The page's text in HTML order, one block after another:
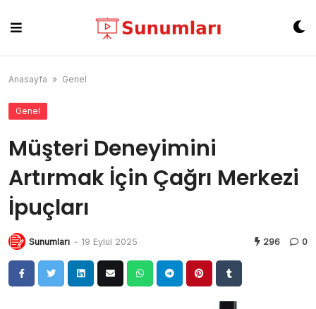
content
Anasayfa » Genel
Genel
Müşteri Deneyimini
Artırmak İçin Çağrı Merkezi
İpuçları
Sunumları - 19 Eylül 2025 296 0